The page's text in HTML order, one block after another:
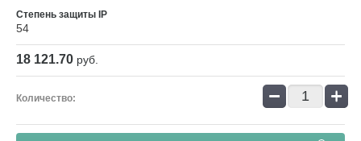
Степень защиты IP
54
18 121.70 руб.
Количество: − +